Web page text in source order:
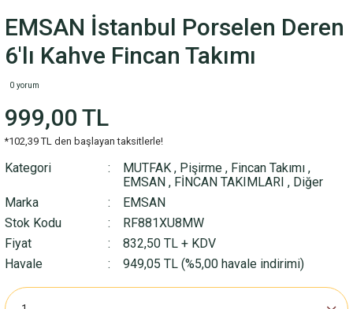
EMSAN İstanbul Porselen Deren
6'lı Kahve Fincan Takımı
0 yorum
999,00 TL
*102,39 TL den başlayan taksitlerle!
Kategori MUTFAK , Pişirme , Fincan Takımı ,
EMSAN , FİNCAN TAKIMLARI , Diğer
Marka
EMSAN
Stok Kodu
RF881XU8MW
Fiyat
832,50 TL + KDV
Havale
949,05 TL (%5,00 havale indirimi)